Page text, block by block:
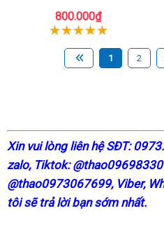
800.000₫
1 2
Xin vui lòng liên hệ SĐT:
zalo, Tiktok:
@thao0973067699, Viber,
tôi sẽ trả lời bạn sớm nhất.